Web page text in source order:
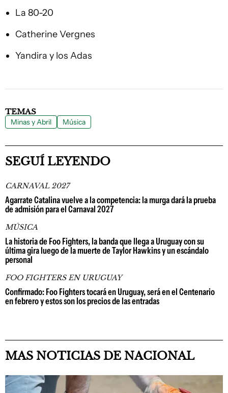
La 80-20
Catherine Vergnes
Yandira y los Adas
TEMAS
Minas y Abril Música
SEGUÍ LEYENDO
CARNAVAL 2027
Agarrate Catalina vuelve a la competencia: la murga dará la prueba
de admisión para el Carnaval 2027
MÚSICA
La historia de Foo Fighters, la banda que llega a Uruguay con su
última gira luego de la muerte de Taylor Hawkins y un escándalo
personal
FOO FIGHTERS EN URUGUAY
Confirmado: Foo Fighters tocará en Uruguay, será en el Centenario
en febrero y estos son los precios de las entradas
MAS NOTICIAS DE NACIONAL